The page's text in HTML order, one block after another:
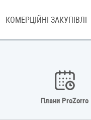
КОМЕРЦІЙНІ ЗАКУПІВЛІ
Плани ProZorro